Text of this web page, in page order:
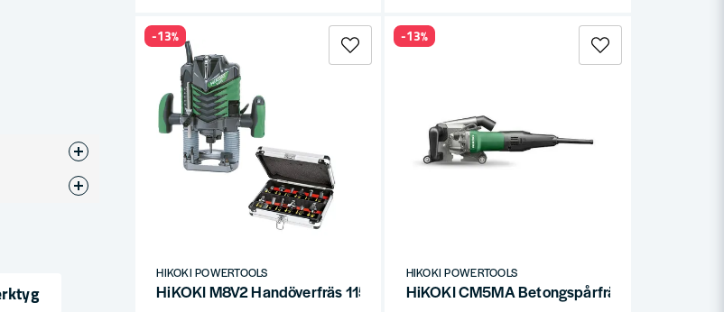
HIKOKI POWERTOOLS
HiKOKI M8V2 Handöverfräs 1150W 8mm inkl frässtålssats
-13%
HIKOKI POWERTOOLS
HiKOKI CM5MA Betongspårfräs 1900W (utan
-13%